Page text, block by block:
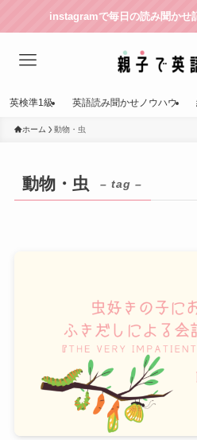
instagramで毎日の読み聞かせ
英検準1級 英語読み聞かせノウハウ
ホーム 動物・虫
動物・虫 – tag –